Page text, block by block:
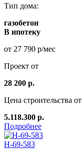
Тип дома:
газобетон
В ипотеку
от 27 790 р/мес
Проект от
28 200 р.
Цена строительства от
5.118.300 р.
Подробнее
Н-69-583